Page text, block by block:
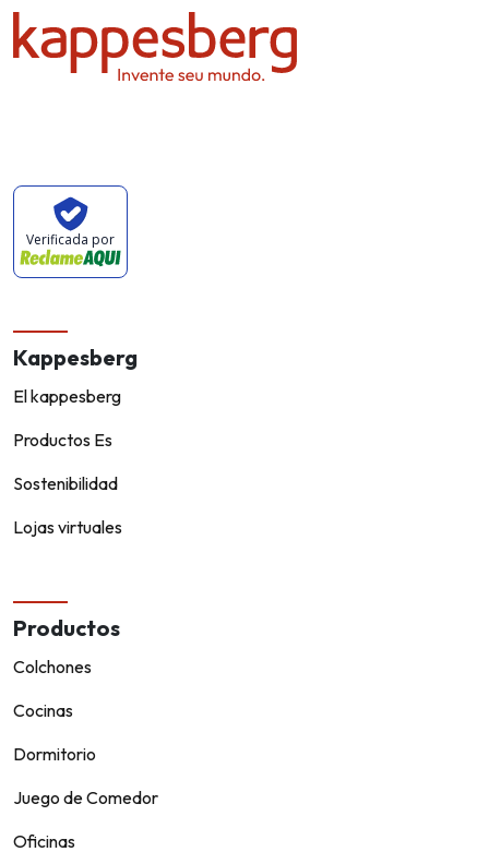
Verificada por
Kappesberg
El kappesberg
Productos Es
Sostenibilidad
Lojas virtuales
Productos
Colchones
Cocinas
Dormitorio
Juego de Comedor
Oficinas